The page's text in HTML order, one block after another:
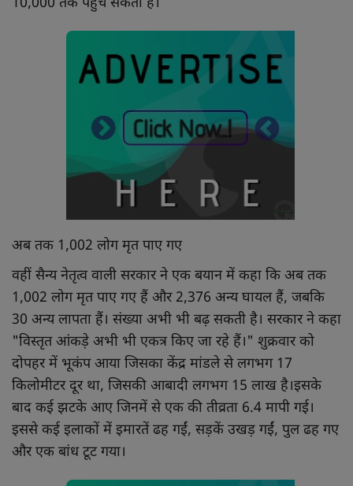
10,000 तक पहुंच सकता है।
अब तक 1,002 लोग मृत पाए गए
वहीं सैन्य नेतृत्व वाली सरकार ने एक बयान में कहा कि अब तक
1,002 लोग मृत पाए गए हैं और 2,376 अन्य घायल हैं, जबकि
30 अन्य लापता हैं। संख्या अभी भी बढ़ सकती है। सरकार ने कहा
"विस्तृत आंकड़े अभी भी एकत्र किए जा रहे हैं।" शुक्रवार को
दोपहर में भूकंप आया जिसका केंद्र मांडले से लगभग 17
किलोमीटर दूर था, जिसकी आबादी लगभग 15 लाख है।इसके
बाद कई झटके आए जिनमें से एक की तीव्रता 6.4 मापी गई।
इससे कई इलाकों में इमारतें ढह गईं, सड़कें उखड़ गईं, पुल ढह गए
और एक बांध टूट गया।